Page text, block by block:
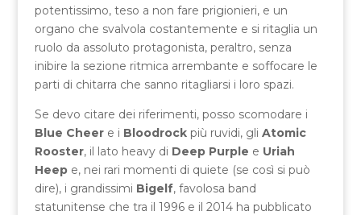
potentissimo, teso a non fare prigionieri, e un
organo che svalvola costantemente e si ritaglia un
ruolo da assoluto protagonista, peraltro, senza
inibire la sezione ritmica arrembante e soffocare le
parti di chitarra che sanno ritagliarsi i loro spazi.
Se devo citare dei riferimenti, posso scomodare i
Blue Cheere i Bloodrockpiù ruvidi, gli Atomic
Rooster, il lato heavy di Deep Purple e Uriah
Heepe, nei rari momenti di quiete (se così si può
dire), i grandissimi Bigelf, favolosa band
statunitense che tra il 1996 e il 2014 ha pubblicato